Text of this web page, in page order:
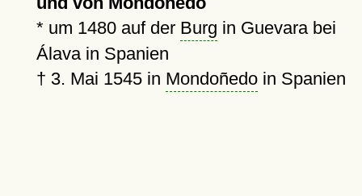
* um 1480auf der Burg in Guevara bei
Álava in Spanien
† 3. Mai 1545in Mondoñedoin Spanien